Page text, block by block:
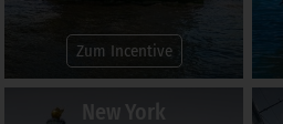
Zum Incentive
New York